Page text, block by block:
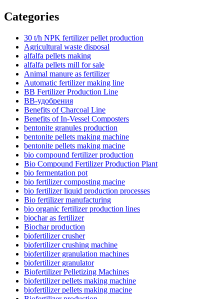
Categories
30 t/h NPK fertilizer pellet production
Agricultural waste disposal
alfalfa pellets making
alfalfa pellets mill for sale
Animal manure as fertilizer
Automatic fertilizer making line
BB Fertilizer Production Line
BB-удобрения
Benefits of Charcoal Line
Benefits of In-Vessel Composters
bentonite granules production
bentonite pellets making machine
bentonite pellets making macine
bio compound fertilizer production
Bio Compound Fertilizer Production Plant
bio fermentation pot
bio fertilizer composting macine
bio fertilizer liquid production processes
Bio fertilizer manufacturing
bio organic fertilizer production lines
biochar as fertilizer
Biochar production
biofertilizer crusher
biofertilizer crushing machine
biofertilizer granulation machines
biofertilizer granulator
Biofertilizer Pelletizing Machines
biofertilizer pellets making machine
biofertilizer pellets making macine